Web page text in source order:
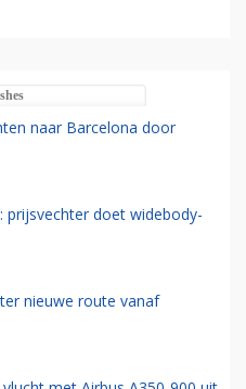
naar Barcelona door
prijsvechter doet widebody-
nieuwe route vanaf